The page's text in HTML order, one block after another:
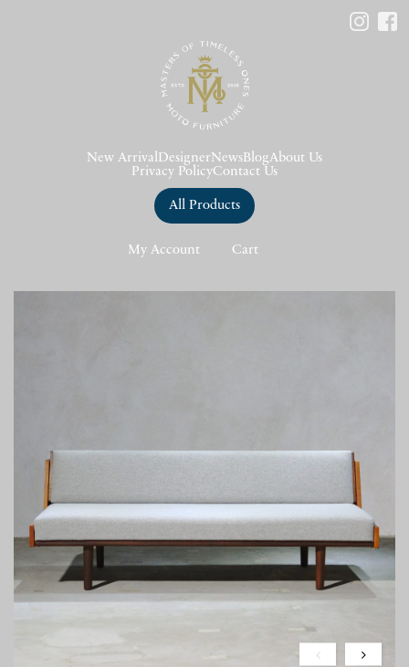
New Arrival DesignerNews BlogAbout Us
Privacy PolicyContact Us
All Products
My Account Cart